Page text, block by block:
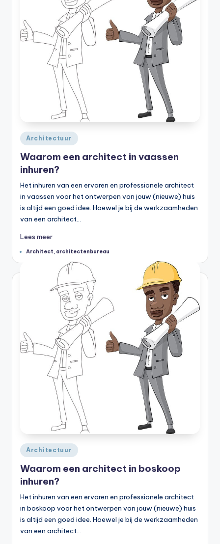
Geplaatst
in
Architectuur
Waarom een architect in vaassen
inhuren?
Het inhuren van een ervaren en professionele architect
in vaassen voor het ontwerpen van jouw (nieuwe) huis
is altijd een goed idee. Hoewel je bij de werkzaamheden
van een architect…
Lees meer
Tags:
Architect, architectenbureau
Geplaatst
in
Architectuur
Waarom een architect in boskoop
inhuren?
Het inhuren van een ervaren en professionele architect
in boskoop voor het ontwerpen van jouw (nieuwe) huis
is altijd een goed idee. Hoewel je bij de werkzaamheden
van een architect…